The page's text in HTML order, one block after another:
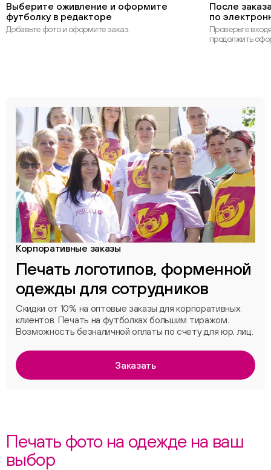
Выберите оживление и оформите
футболку в редакторе
Добавьте фото и оформите заказ.
После
по
Проверьте
продолжить
Корпоративные заказы
Печать логотипов, форменной
одежды для сотрудников
Скидки от 10% на оптовые заказы для корпоративных
клиентов. Печать на футболках большим тиражом.
Возможность безналичной оплаты по счету для юр. лиц.
Заказать
Печать фото на одежде на ваш
выбор